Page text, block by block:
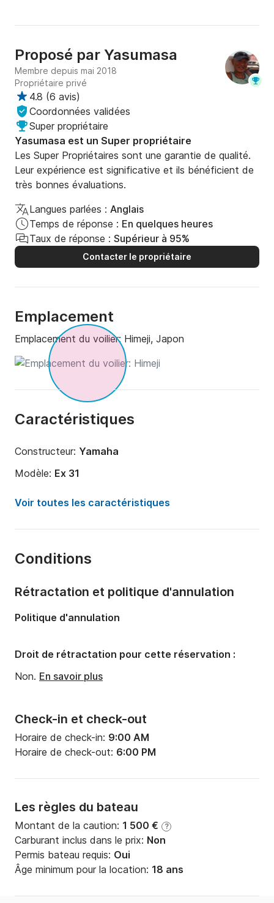
Proposé par Yasumasa
Membre depuis mai 2018
Propriétaire privé
4.8 (6 avis)
Coordonnées validées
Super propriétaire
Yasumasa est un Super propriétaire
Les Super Propriétaires sont une garantie de qualité.
Leur expérience est significative et ils bénéficient de
très bonnes évaluations.
Langues parlées : Anglais
Temps de réponse : En quelques heures
Taux de réponse : Supérieur à 95%
Contacter le propriétaire
Emplacement
Emplacement du voilier: Himeji, Japon
Caractéristiques
Constructeur: Yamaha
Modèle: Ex 31
Année:
Nombre de couchages:
Longueur:
Puissance moteur:16cv
Voir toutes les caractéristiques
Conditions
Check-in et check-out
Horaire de check-in: 9:00 AM
Horaire de check-out: 6:00 PM
Les règles du bateau
Montant de la caution: 1 500 € ?
Carburant inclus dans le prix: Non
Permis bateau requis: Oui
Âge minimum pour la location: 18 ans
Rétractation et politique d'annulation
Politique d'annulation
Droit de rétractation pour cette réservation :
Non. En savoir plus